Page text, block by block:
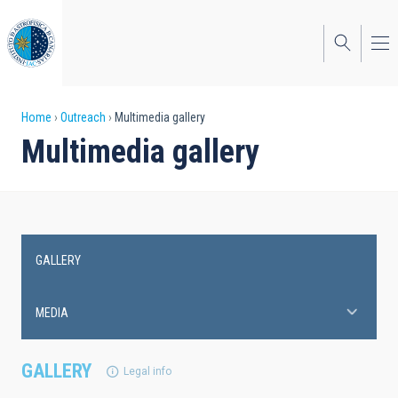
to
main
content
Breadcrumb
Home Outreach Multimedia gallery
Multimedia gallery
GALLERY Legal info
navigation
GALLERY
MEDIA